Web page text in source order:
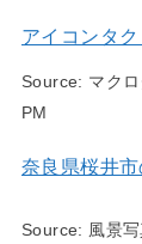
アイコンタク
Source: マクロ
PM
奈良県桜井
Source: 風景